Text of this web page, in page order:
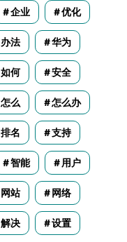
企业 优化
办法 华为
如何 安全
怎么 怎么办
排名 支持
智能 用户
网站 网络
解决 设置